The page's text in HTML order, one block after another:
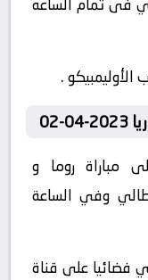
.
مباراة روما و
وفي الساعة
فضائيا على قناة